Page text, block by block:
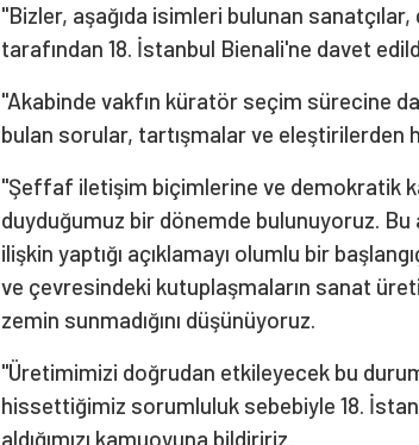
"Bizler, aşağıda isimleri bulunan
tarafından 18. İstanbul Bienali'ne davet
"Akabinde vakfın küratör seçim sürecine
bulan sorular, tartışmalar ve eleştirilerden
"Şeffaf iletişim biçimlerine ve demokratik
duyduğumuz bir dönemde bulunuyoruz.
ilişkin yaptığı açıklamayı olumlu bir
ve çevresindeki kutuplaşmaların sanat
zemin sunmadığını düşünüyoruz.
"Üretimimizi doğrudan etkileyecek bu
hissettiğimiz sorumluluk sebebiyle 18.
aldığımızı kamuoyuna bildiririz.